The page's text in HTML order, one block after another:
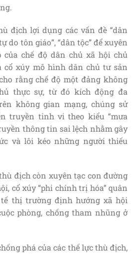
địch lợi dụng các vấn đề “dân
do tôn giáo”, “dân tộc” để xuyên
của chế độ dân chủ xã hội chủ
cổ xúy mô hình dân chủ tư sản
rằng chế độ một đảng không
thực sự, từ đó kích động đa
không gian mạng, chúng sử
truyền tinh vi theo kiểu “mưa
thông tin sai lệch nhằm gây
và lôi kéo những người thiếu
địch còn xuyên tạc con đường
cổ xúy “phi chính trị hóa” quân
thị trường định hướng xã hội
phòng, chống tham nhũng ở
phá của các thế lực thù địch,